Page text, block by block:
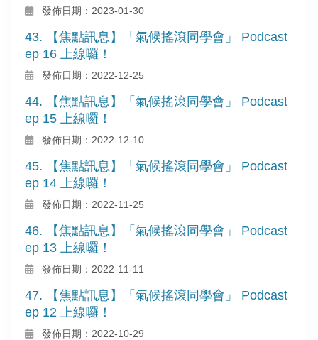
發佈日期：2023-01-30
43. 【焦點訊息】「氣候搖滾同學會」 Podcast
ep 16 上線囉！
發佈日期：2022-12-25
44. 【焦點訊息】「氣候搖滾同學會」 Podcast
ep 15 上線囉！
發佈日期：2022-12-10
45. 【焦點訊息】「氣候搖滾同學會」 Podcast
ep 14 上線囉！
發佈日期：2022-11-25
46. 【焦點訊息】「氣候搖滾同學會」 Podcast
ep 13 上線囉！
發佈日期：2022-11-11
47. 【焦點訊息】「氣候搖滾同學會」 Podcast
ep 12 上線囉！
發佈日期：2022-10-29